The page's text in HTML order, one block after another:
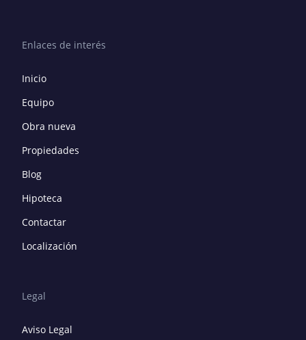
Enlaces de interés
Inicio
Equipo
Obra nueva
Propiedades
Blog
Hipoteca
Contactar
Localización
Legal
Aviso Legal